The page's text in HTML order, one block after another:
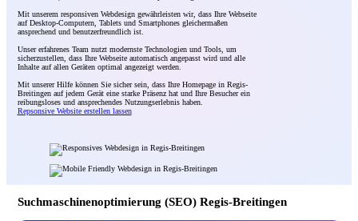
Mit unserem responsiven Webdesign gewährleisten wir, dass Ihre Webseite
auf Desktop-Computern, Tablets und Smartphones gleichermaßen
ansprechend und benutzerfreundlich ist.
Unser erfahrenes Team nutzt modernste Technologien und Tools, um
sicherzustellen, dass Ihre Webseite automatisch angepasst wird und alle
Inhalte auf allen Geräten optimal angezeigt werden.
Mit unserer Hilfe können Sie sicher sein, dass Ihre Homepage in Regis-
Breitingen auf jedem Gerät eine starke Präsenz hat und Ihre Besucher ein
reibungsloses und ansprechendes Nutzungserlebnis haben.
Repsonsive Website erstellen lassen
Suchmaschinenoptimierung (SEO) Regis-Breitingen